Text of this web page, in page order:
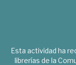
Esta actividad ha
librerías de la